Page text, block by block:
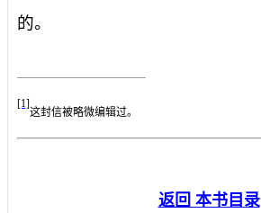
的。
[1]
这封信被略微编辑过。
返回 本书目录